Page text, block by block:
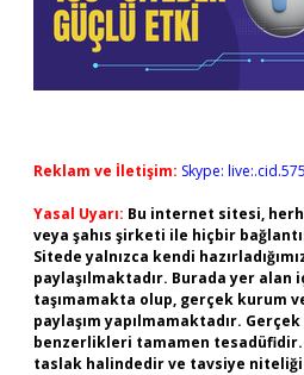
Reklam ve İletişim: Skype:
Yasal Uyarı: Bu internet sitesi,
veya şahıs şirketi ile hiçbir
Sitede yalnızca kendi
paylaşılmaktadır. Burada yer
taşımamakta olup, gerçek kurum
paylaşım yapılmamaktadır.
benzerlikleri tamamen
taslak halindedir ve tavsiye niteliği